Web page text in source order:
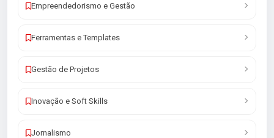
Empreendedorismo e Gestão
Ferramentas e Templates
Gestão de Projetos
Inovação e Soft Skills
Jornalismo